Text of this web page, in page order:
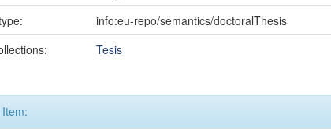
info:eu-repo/semantics/doctoralThesis
Tesis